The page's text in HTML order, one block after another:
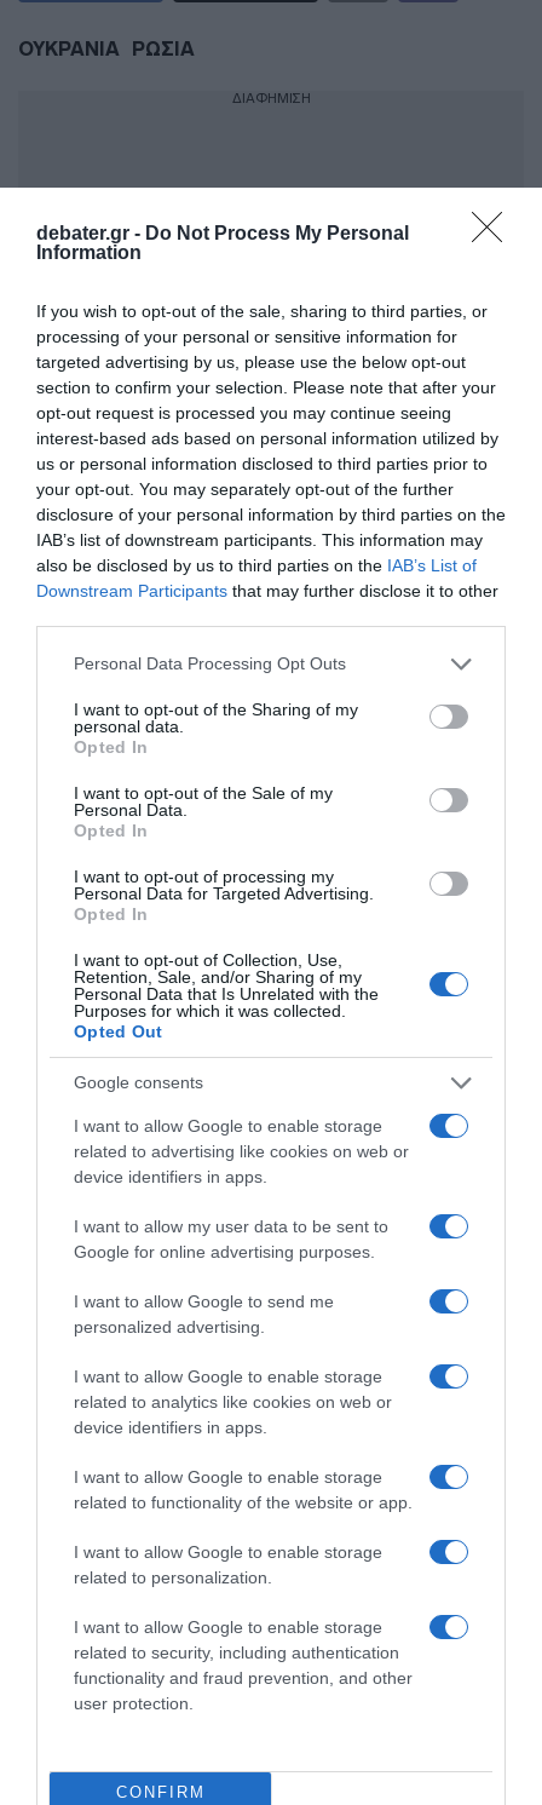
debater.gr - Do Not Process My Personal
Information
If you wish to opt-out of the sale, sharing to third parties, or
processing of your personal or sensitive information for
targeted advertising by us, please use the below opt-out
section to confirm your selection. Please note that after your
opt-out request is processed you may continue seeing
interest-based ads based on personal information utilized by
us or personal information disclosed to third parties prior to
your opt-out. You may separately opt-out of the further
disclosure of your personal information by third parties on the
IAB’s list of downstream participants. This information may
also be disclosed by us to third parties on the IAB’s List of
Downstream Participants that may further disclose it to other
Please note that this website/app uses one or more Google
not limited to your visit or usage behaviour. You may click to
grant or deny consent to Google and its third-party tags to
use your data for below specified purposes in below Google
consent section.
Personal Data Processing Opt Outs
I want to opt-out of the Sharing of my
personal data.
Opted In
I want to opt-out of the Sale of my
Personal Data.
Opted In
I want to opt-out of processing my
Personal Data for Targeted Advertising.
Opted In
I want to opt-out of Collection, Use,
Retention, Sale, and/or Sharing of my
Personal Data that Is Unrelated with the
Purposes for which it was collected.
Opted Out
Google consents
I want to allow Google to enable storage
related to advertising like cookies on web or
device identifiers in apps.
I want to allow my user data to be sent to
Google for online advertising purposes.
I want to allow Google to send me
personalized advertising.
I want to allow Google to enable storage
related to analytics like cookies on web or
device identifiers in apps.
I want to allow Google to enable storage
related to functionality of the website or app.
I want to allow Google to enable storage
related to personalization.
I want to allow Google to enable storage
related to security, including authentication
functionality and fraud prevention, and other
user protection.
CONFIRM
ΟΥΚΡΑΝΙΑ ΡΩΣΙΑ
ΔΙΑΦΗΜΙΣΗ
ΣΧΟΛΙΑ
ΔΙΕΘΝΗ
ΔΙΕΘΝΗ
Εξαρθρώθηκε μεγάλο κύκλωμα
Μετέφεραν ναρκωτικά προς την